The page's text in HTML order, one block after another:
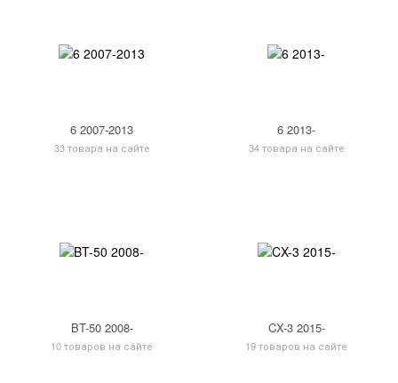
6 2007-2013
33 товара на сайте
6 2013-
34 товара на сайте
BT-50 2008-
10 товаров на сайте
CX-3 2015-
19 товаров на сайте